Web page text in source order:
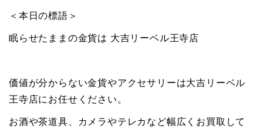
＜本日の標語＞
眠らせたままの金貨は 大吉リーベル王寺店
価値が分からない金貨やアクセサリーは大吉リーベル
王寺店にお任せください。
お酒や茶道具、カメラやテレカなど幅広くお買取して